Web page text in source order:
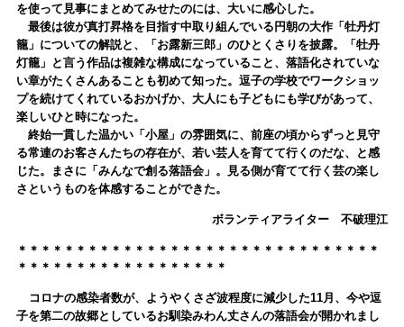
を使って見事にまとめてみせたのには、大いに感心した。
最後は彼が真打昇格を目指す中取り組んでいる円朝の大作「牡丹灯
籠」についての解説と、「お露新三郎」のひとくさりを披露。「牡丹
灯籠」と言う作品は複雑な構成になっていること、落語化されていな
い章がたくさんあることも初めて知った。逗子の学校でワークショッ
プを続けてくれているおかげか、大人にも子どもにも学びがあって、
楽しいひと時になった。
終始一貫した温かい「小屋」の雰囲気に、前座の頃からずっと見守
る常連のお客さんたちの存在が、若い芸人を育てて行くのだな、と感
じた。まさに「みんなで創る落語会」。見る側が育てて行く芸の楽し
さというものを体感することができた。
ボランティアライター 不破理江
＊＊＊＊＊＊＊＊＊＊＊＊＊＊＊＊＊＊＊＊＊＊＊＊＊＊＊＊＊＊＊
＊＊＊＊＊＊＊＊＊＊＊＊＊＊＊＊＊＊
コロナの感染者数が、ようやくさざ波程度に減少した11月、今や逗
子を第二の故郷としているお馴染みわん丈さんの落語会が開かれまし